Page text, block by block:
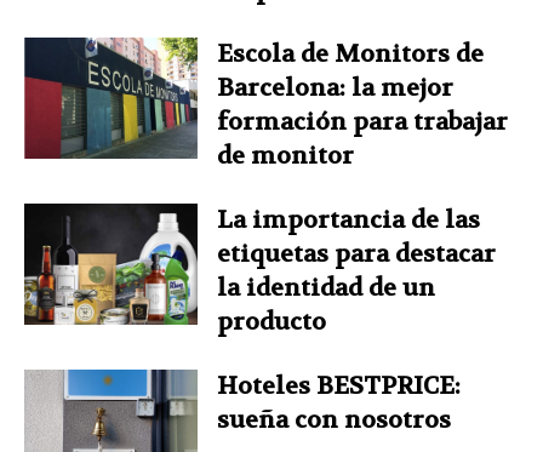
Escola de Monitors de
Barcelona: la mejor
formación para trabajar
de monitor
La importancia de las
etiquetas para destacar
la identidad de un
producto
Hoteles BESTPRICE:
sueña con nosotros